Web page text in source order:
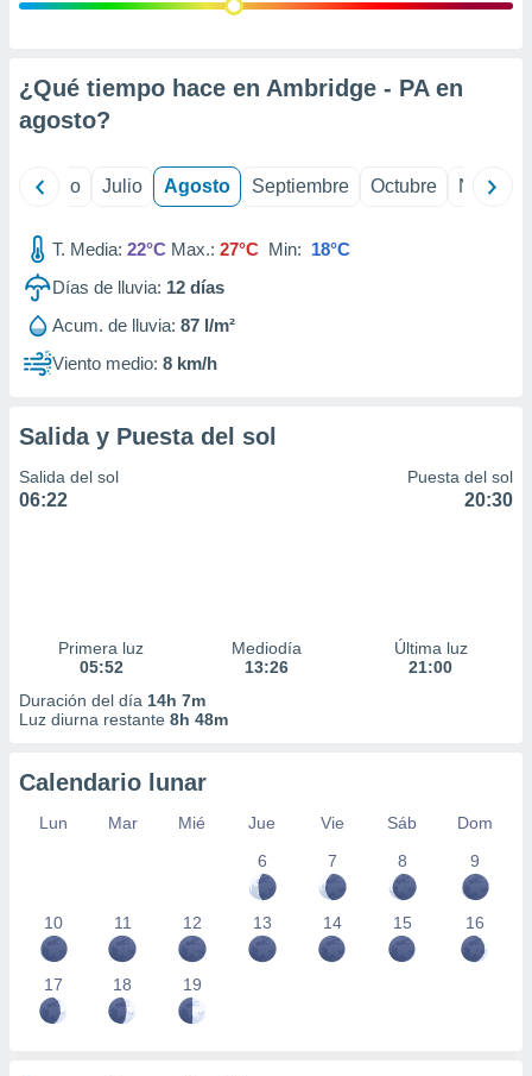
e
mediante
de
1199
¿Qué tiempo hace en Ambridge - PA en
agosto?
Junio Julio Agosto Septiembre Octubre
T. Media: 22°C Max.: 27°C Min: 18°C
Días de lluvia: 12 días
Acum. de lluvia: 87 l/m²
Viento medio: 8 km/h
Salida y Puesta del sol
Salida del sol
06:22
Puesta del sol
20:30
Primera luz
05:52
Mediodía
13:26
Última luz
21:00
Duración del día 14h 7m
Luz diurna restante 8h 48m
Calendario lunar
Lun Mar Mié Jue Vie Sáb
Dom
6
7 8 9
10 11 12 13 14 15 16
17 18 19